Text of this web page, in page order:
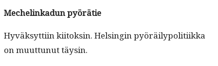
Meche­linkadun pyörätie
Hyväksyt­ti­in kiitoksin. Helsin­gin pyöräi­ly­poli­ti­ik­ka
on muut­tunut täysin.